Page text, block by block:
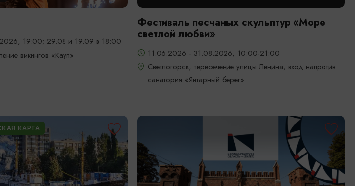
19:00; 29.08 и 19.09 в 18:00
викингов «Кауп»
Фестиваль песчаных скульптур «Море
светлой любви»
11.06.2026 - 31.08.2026, 10:00-21:00
Светлогорск, пересечение улицы Ленина, вход напротив
санатория «Янтарный берег»
КАРТА